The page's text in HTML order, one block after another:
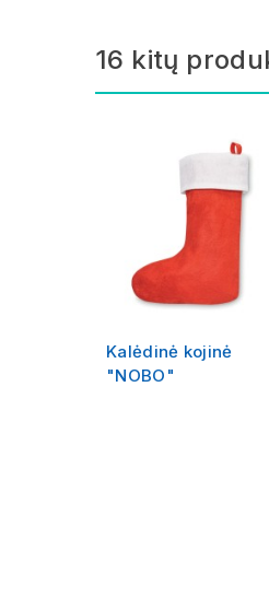
16 kitų
Kalėdinė kojinė
"NOBO"